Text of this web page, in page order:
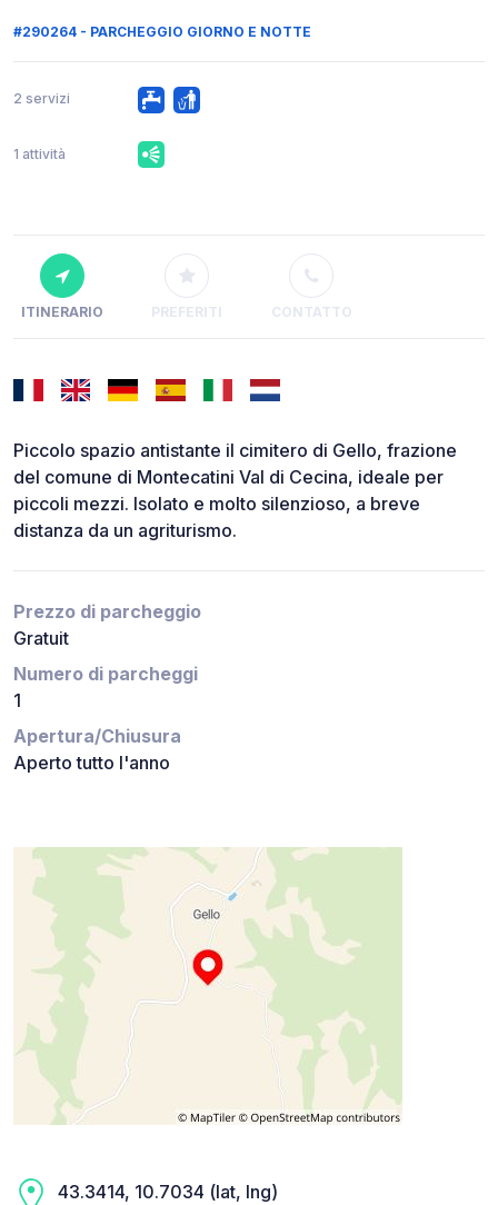
#290264 - PARCHEGGIO GIORNO E NOTTE
2 servizi
1 attività
ITINERARIO PREFERITI CONTATTO
Piccolo spazio antistante il cimitero di Gello, frazione
del comune di Montecatini Val di Cecina, ideale per
piccoli mezzi. Isolato e molto silenzioso, a breve
distanza da un agriturismo.
Prezzo di parcheggio
Gratuit
Numero di parcheggi
1
Apertura/Chiusura
Aperto tutto l'anno
43.3414, 10.7034 (lat, lng)